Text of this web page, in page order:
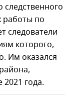
следственного
работы по
следователи
которого,
Им оказался
года.